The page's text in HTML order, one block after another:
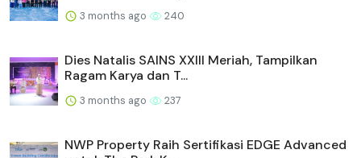
3 months ago 240
Dies Natalis SAINS XXIII Meriah, Tampilkan
Ragam Karya dan T...
3 months ago 237
NWP Property Raih Sertifikasi EDGE Advanced